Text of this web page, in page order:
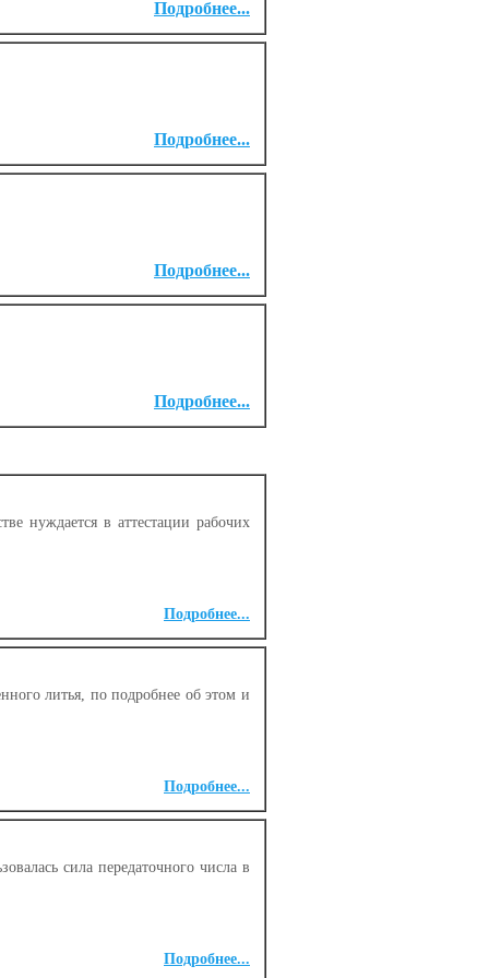
Подробнее...
Подробнее...
Подробнее...
Подробнее...
нуждается в аттестации рабочих
Подробнее...
литья, по подробнее об этом и
Подробнее...
сила передаточного числа в
Подробнее...